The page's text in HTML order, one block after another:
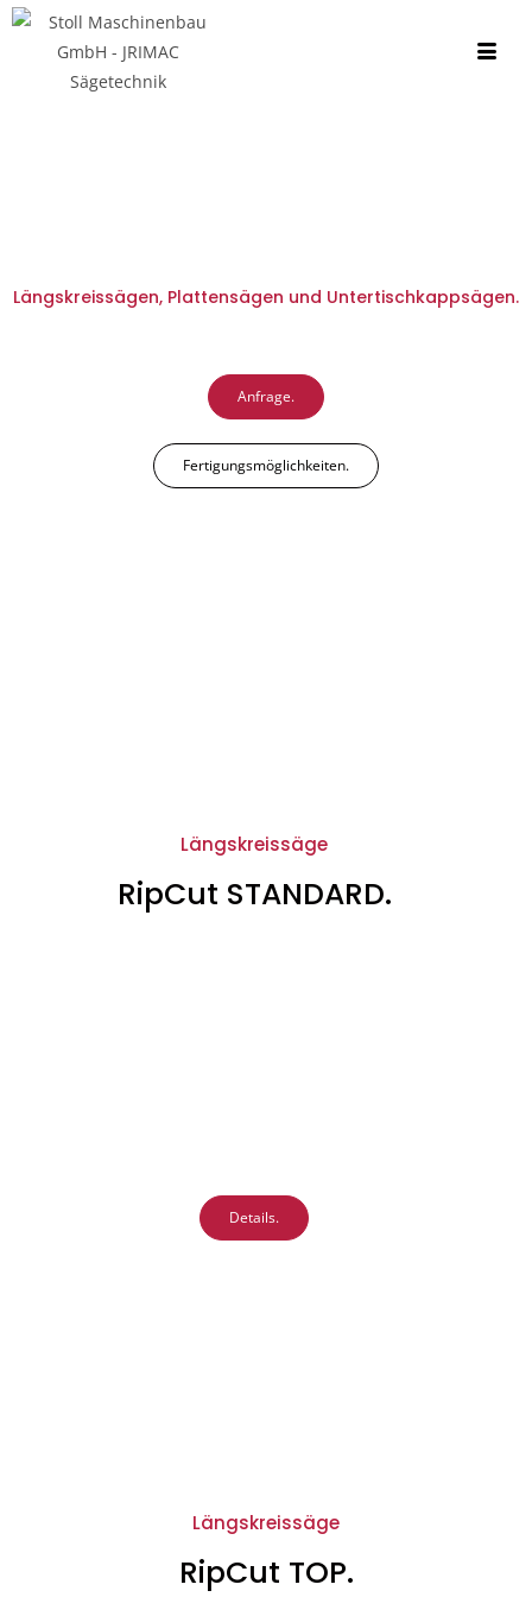
Längskreissägen, Plattensägen und Untertischkappsägen.
Anfrage.
Fertigungsmöglichkeiten.
Längskreissäge
RipCut STANDARD.
Details.
Längskreissäge
RipCut TOP.